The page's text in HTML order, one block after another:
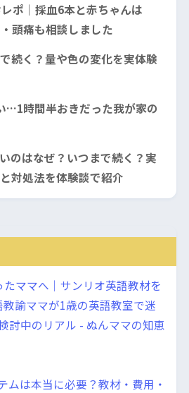
ポ｜採血6本と赤ちゃんは
頭痛も相談しました
続く？量や色の変化を実体験
…1時間半おきだった我が家の
のはなぜ？いつまで続く？実
対処法を体験談で紹介
ママへ｜サンリオ英語教材を
教諭ママが1歳の英語教室で迷
討中のリアル - ぬんママの知恵
ムは本当に必要？教材・費用・